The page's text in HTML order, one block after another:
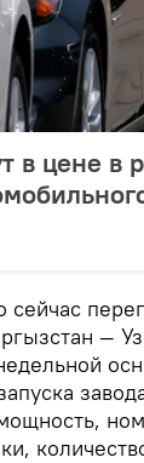
в цене в
сейчас
—